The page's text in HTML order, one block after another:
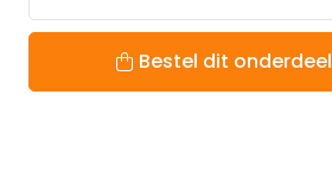
Bestel dit onderdeel